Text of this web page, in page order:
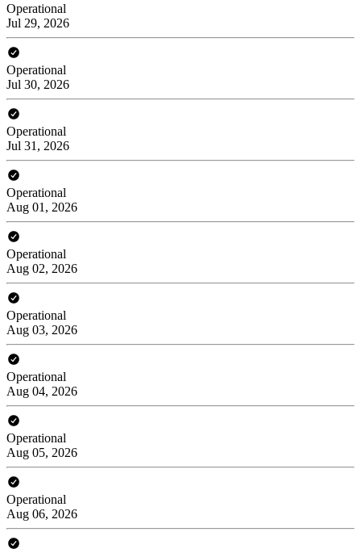
Operational
Jul 29, 2026
Operational
Jul 30, 2026
Operational
Jul 31, 2026
Operational
Aug 01, 2026
Operational
Aug 02, 2026
Operational
Aug 03, 2026
Operational
Aug 04, 2026
Operational
Aug 05, 2026
Operational
Aug 06, 2026